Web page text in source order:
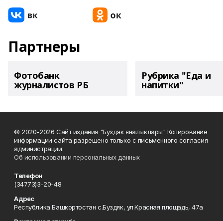
Партнеры
Фотобанк
журналистов РБ
Рубрика "Еда и
напитки"
© 2020-2026 Сайт издания "Буздэк яналыклары" Копирование
информации сайта разрешено только с письменного согласия
администрации.
Об использовании персональных данных
Телефон
(34773)3-20-48
Адрес
Республика Башкортостан с.Буздяк, ул.Красная площадь, 47а